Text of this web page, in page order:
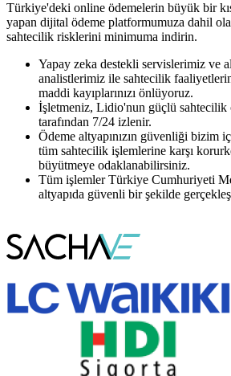
Türkiye'deki online ödemelerin büyük bir
yapan dijital ödeme platformumuza dahil
sahtecilik risklerini minimuma indirin.
Yapay zeka destekli servislerimiz ve
analistlerimiz ile sahtecilik
maddi kayıplarınızı önlüyoruz.
İşletmeniz, Lidio'nun güçlü sahtecilik
tarafından 7/24 izlenir.
Ödeme altyapınızın güvenliği bizim
tüm sahtecilik işlemlerine karşı
büyütmeye odaklanabilirsiniz.
Tüm işlemler Türkiye Cumhuriyeti
altyapıda güvenli bir şekilde